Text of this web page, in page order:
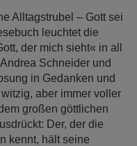
Alltagstrubel – Gott sei
leuchtet die
der mich sieht« in all
Schneider und
in Gedanken und
aber immer voller
großen göttlichen
Der, der die
kennt, hält seine